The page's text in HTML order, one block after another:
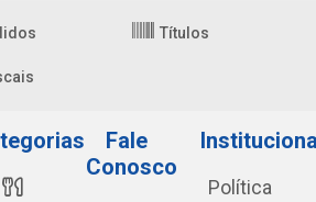
Títulos
Fale
Conosco
Política